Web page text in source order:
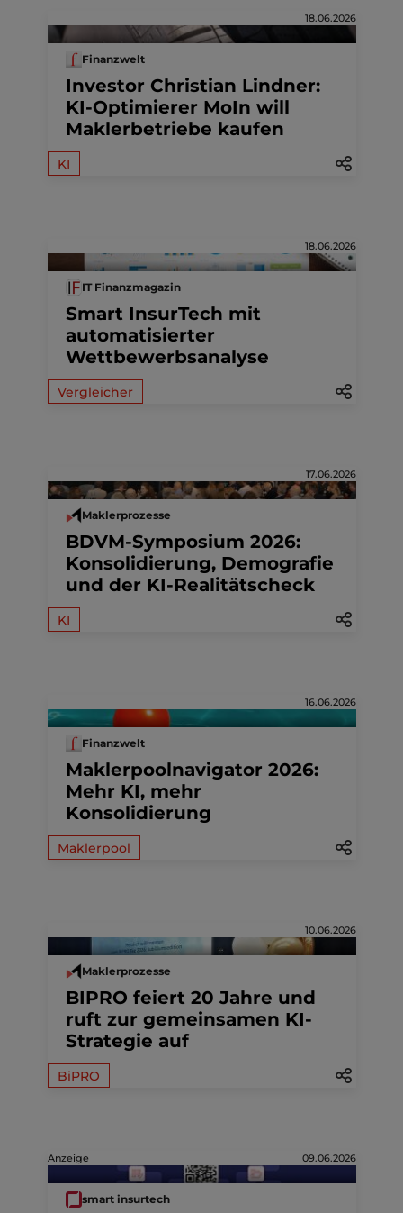
18.06.2026
Finanzwelt
Investor Christian Lindner:
KI-Optimierer MoIn will
Maklerbetriebe kaufen
KI
18.06.2026
IT Finanzmagazin
Smart InsurTech mit
automatisierter
Wettbewerbsanalyse
Vergleicher
17.06.2026
Maklerprozesse
BDVM-Symposium 2026:
Konsolidierung, Demografie
und der KI-Realitätscheck
KI
16.06.2026
Finanzwelt
Maklerpoolnavigator 2026:
Mehr KI, mehr
Konsolidierung
Maklerpool
10.06.2026
Maklerprozesse
BIPRO feiert 20 Jahre und
ruft zur gemeinsamen KI-
Strategie auf
BiPRO
Anzeige 09.06.2026
smart insurtech